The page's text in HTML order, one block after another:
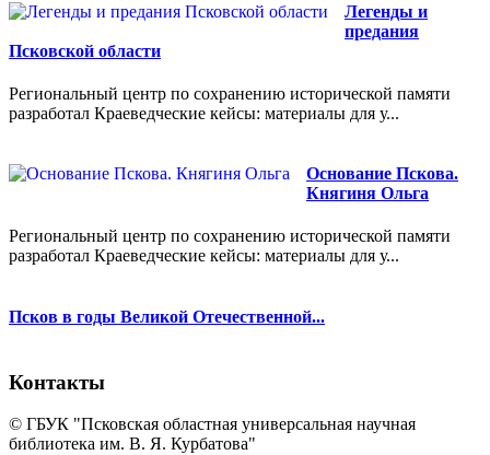
Легенды и
предания
Псковской области
Региональный центр по сохранению исторической памяти
разработал Краеведческие кейсы: материалы для у...
Основание Пскова.
Княгиня Ольга
Региональный центр по сохранению исторической памяти
разработал Краеведческие кейсы: материалы для у...
Псков в годы Великой Отечественной...
Контакты
© ГБУК "Псковская областная универсальная научная
библиотека им. В. Я. Курбатова"